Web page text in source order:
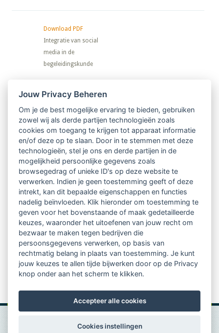
Download PDF
Integratie van social
media in de
begeleidingskunde
Nieuwsbrief
Ontvang 10 x per jaar de LVSC-
relatienieuwsbrief met o.a.:
vrij toegankelijke TsvB-artikelen
nieuws op het vlak van professioneel
begeleiden
informatie over LVSC-activiteiten
Aanmelden nieuwsbrief
Jouw Privacy Beheren
Om je de best mogelijke ervaring te bieden, gebruiken
zowel wij als derde partijen technologieën zoals
cookies om toegang te krijgen tot apparaat informatie
en/of deze op te slaan. Door in te stemmen met deze
technologieën, stel je ons en derde partijen in de
mogelijkheid persoonlijke gegevens zoals
browsegedrag of unieke ID's op deze website te
verwerken. Indien je geen toestemming geeft of deze
intrekt, kan dit bepaalde eigenschappen en functies
nadelig beïnvloeden. Klik hieronder om toestemming te
geven voor het bovenstaande of maak gedetailleerde
keuzes, waaronder het uitoefenen van jouw recht om
bezwaar te maken tegen bedrijven die
persoonsgegevens verwerken, op basis van
rechtmatig belang in plaats van toestemming. Je kunt
jouw keuzes te allen tijde bijwerken door op de Privacy
knop onder aan het scherm te klikken.
Accepteer alle cookies
Cookies instellingen